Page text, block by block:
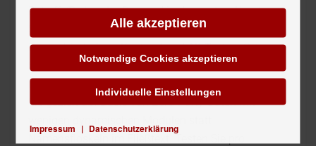
Betreff-/Preheader-Duo und in den ersten Absatz.
Schreiben Sie konkret mit echtem Text, klarer
Hierarchie, hohem Kontrast und Alt-Texten. Setzen
Sie eine sichtbare Primär-CTA und mobilfreundliche
Einspalter mit großzügigen Buttons. Personalisieren
Sie gezielt auf Basis von Zero-Party-Daten mit
Namensfloskeln im Fließtext. Testen Sie pro
Alle akzeptieren
Notwendige Cookies akzeptieren
Impressum | Datenschutzerklärung
Individuelle Einstellungen